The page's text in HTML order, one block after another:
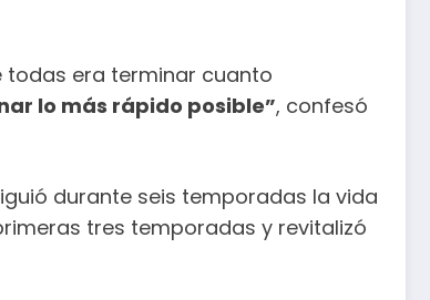
todas era terminar cuanto
lo más rápido posible”, confesó
durante seis temporadas la vida
tres temporadas y revitalizó